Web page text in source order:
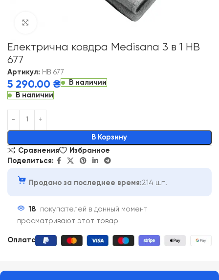
Електрична ковдра Medisana 3 в 1 HB
677
Артикул: HB 677
5 290.00 ₴
В наличии
В наличии
В Корзину
Alternative:
Сравнения
Избранное
Поделиться:
Продано за последнее время:214 шт.
18
покупателей в данный момент
просматривают этот товар
Оплата: